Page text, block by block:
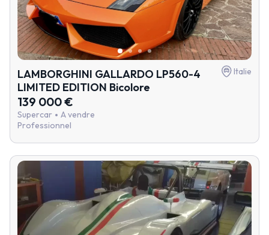
LAMBORGHINI GALLARDO LP560-4
LIMITED EDITION Bicolore
Italie
139 000 €
Supercar
A vendre
Professionnel